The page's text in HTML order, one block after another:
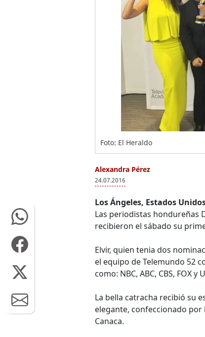
Foto: El Heraldo
Alexandra Pérez
24.07.2016
Los Ángeles, Estados
Las periodistas hondureñas
recibieron el sábado su
Elvir, quien tenia dos
el equipo de Telemundo 52
como: NBC, ABC, CBS, FOX y
La bella catracha recibió su
elegante, confeccionado
Canaca.